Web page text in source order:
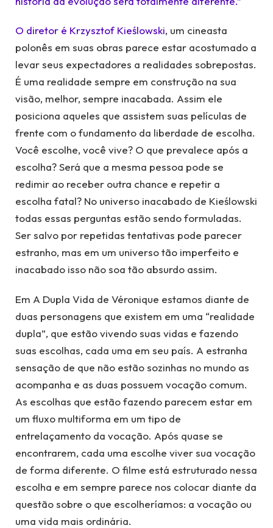
O diretor é Krzysztof Kieślowski, um cineasta
polonês em suas obras parece estar acostumado a
levar seus expectadores a realidades sobrepostas.
É uma realidade sempre em construção na sua
visão, melhor, sempre inacabada. Assim ele
posiciona aqueles que assistem suas películas de
frente com o fundamento da liberdade de escolha.
Você escolhe, você vive? O que prevalece após a
escolha? Será que a mesma pessoa pode se
redimir ao receber outra chance e repetir a
escolha fatal? No universo inacabado de Kieślowski
todas essas perguntas estão sendo formuladas.
Ser salvo por repetidas tentativas pode parecer
estranho, mas em um universo tão imperfeito e
inacabado isso não soa tão absurdo assim.
Em A Dupla Vida de Véronique estamos diante de
duas personagens que existem em uma “realidade
dupla”, que estão vivendo suas vidas e fazendo
suas escolhas, cada uma em seu país. A estranha
sensação de que não estão sozinhas no mundo as
acompanha e as duas possuem vocação comum.
As escolhas que estão fazendo parecem estar em
um fluxo multiforma em um tipo de
entrelaçamento da vocação. Após quase se
encontrarem, cada uma escolhe viver sua vocação
de forma diferente. O filme está estruturado nessa
escolha e em sempre parece nos colocar diante da
questão sobre o que escolheríamos: a vocação ou
uma vida mais ordinária.